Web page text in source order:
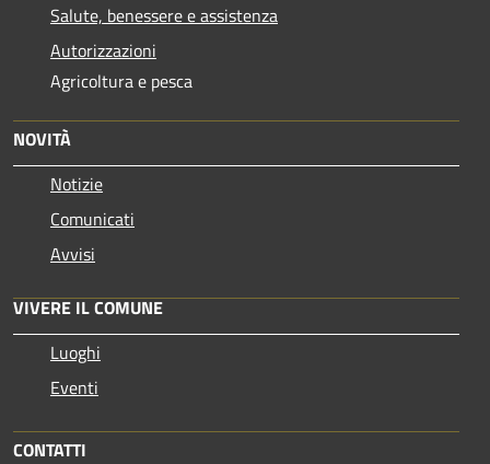
Salute, benessere e assistenza
Autorizzazioni
Agricoltura e pesca
NOVITÀ
Notizie
Comunicati
Avvisi
VIVERE IL COMUNE
Luoghi
Eventi
CONTATTI